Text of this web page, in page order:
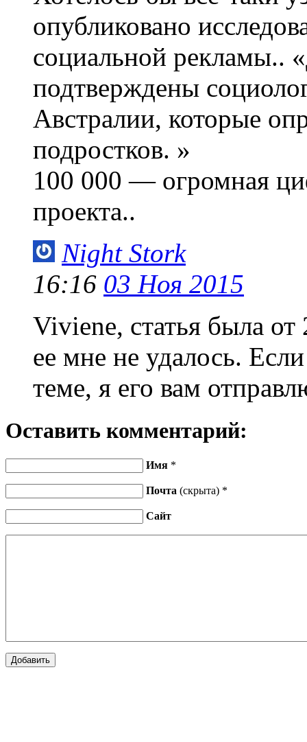
опубликовано
социальной рекламы..
подтверждены
Австралии, которые
подростков. »
100 000 — огромная
проекта..
Night Stork
16:16 03 Ноя 2015
Viviene, статья была
ее мне не удалось.
теме, я его вам
Оставить комментарий:
Имя *
Почта (скрыта) *
Сайт